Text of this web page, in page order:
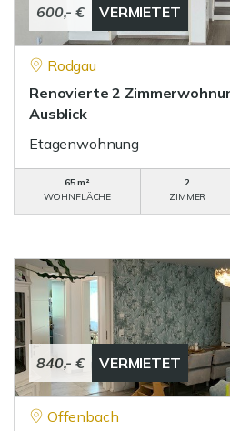
600,- € VERMIETET
Rodgau
Renovierte 2
Ausblick
Etagenwohnung
65 m²
WOHNFLÄCHE
2
ZIMMER
840,- € VERMIETET
Offenbach